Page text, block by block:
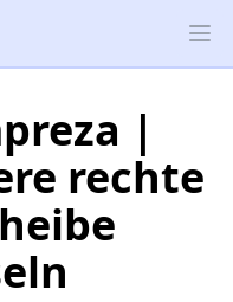
|
rechte